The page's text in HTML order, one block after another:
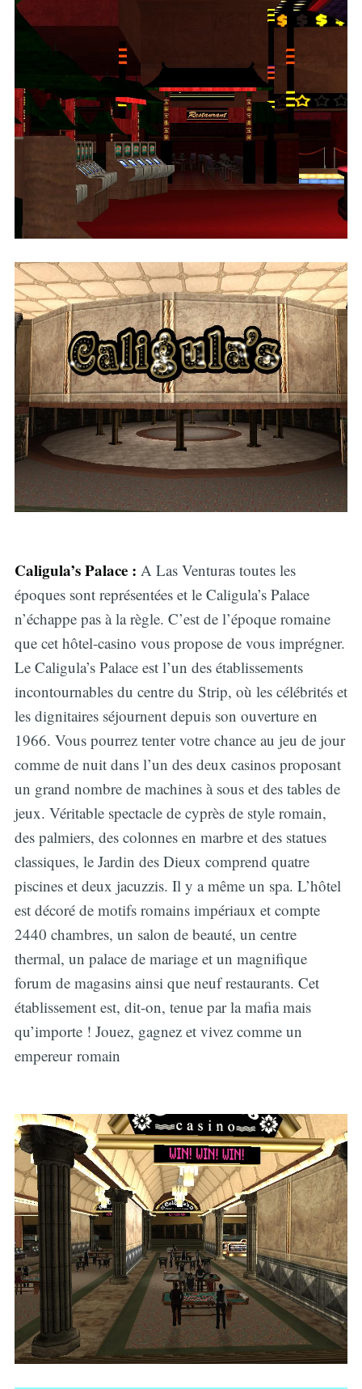
Caligula’s Palace : A Las Venturas toutes les
époques sont représentées et le Caligula’s Palace
n’échappe pas à la règle. C’est de l’époque romaine
que cet hôtel-casino vous propose de vous imprégner.
Le Caligula’s Palace est l’un des établissements
incontournables du centre du Strip, où les célébrités et
les dignitaires séjournent depuis son ouverture en
1966. Vous pourrez tenter votre chance au jeu de jour
comme de nuit dans l’un des deux casinos proposant
un grand nombre de machines à sous et des tables de
jeux. Véritable spectacle de cyprès de style romain,
des palmiers, des colonnes en marbre et des statues
classiques, le Jardin des Dieux comprend quatre
piscines et deux jacuzzis. Il y a même un spa. L’hôtel
est décoré de motifs romains impériaux et compte
2440 chambres, un salon de beauté, un centre
thermal, un palace de mariage et un magnifique
forum de magasins ainsi que neuf restaurants. Cet
établissement est, dit-on, tenue par la mafia mais
qu’importe ! Jouez, gagnez et vivez comme un
empereur romain